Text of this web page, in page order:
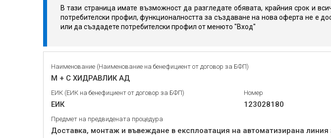
В тази страница имате възможност да разгледате обявата, крайния срок и
потребителски профил, функционалността за създаване на нова оферта не е
или да създадете потребителски профил от менюто "Вход"
Наименование (Наименование на бенефициент от договор за БФП)
М + С ХИДРАВЛИК АД
ЕИК (ЕИК на бенефициент от договор за БФП)
ЕИК
Номер
123028180
Предмет на предвидената процедура
Доставка, монтаж и въвеждане в експлоатация на автоматизирана линия